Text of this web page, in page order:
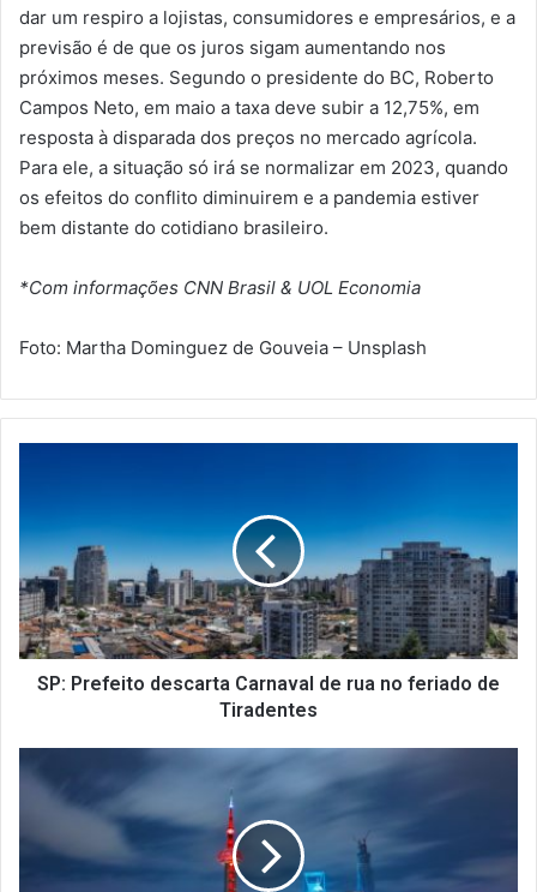
dar um respiro a lojistas, consumidores e empresários, e a
previsão é de que os juros sigam aumentando nos
próximos meses. Segundo o presidente do BC, Roberto
Campos Neto, em maio a taxa deve subir a 12,75%, em
resposta à disparada dos preços no mercado agrícola.
Para ele, a situação só irá se normalizar em 2023, quando
os efeitos do conflito diminuirem e a pandemia estiver
bem distante do cotidiano brasileiro.
*Com informações CNN Brasil & UOL Economia
Foto: Martha Dominguez de Gouveia – Unsplash
r
e
f
e
i
SP: Prefeito descarta Carnaval de rua no feriado de
Tiradentes
e